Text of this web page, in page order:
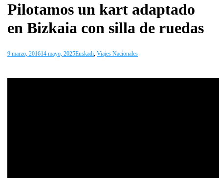
Pilotamos un kart adaptado
en Bizkaia con silla de ruedas
9 marzo, 201614 mayo, 2025Euskadi, Viajes Nacionales